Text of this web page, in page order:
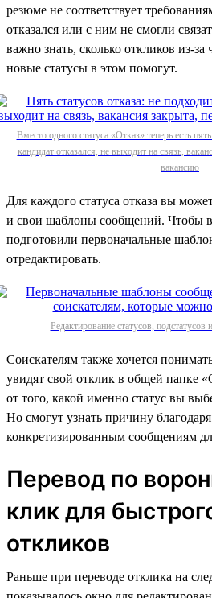
резюме не соответствует
отказался или с ним не смогли
важно знать, сколько откликов из-
новые статусы в этом помогут.
Вместо одного статуса «Отказ» теперь есть
кандидат отказался, не выходит на связь,
вакансию
Для каждого статуса отказа вы
и свои шаблоны сообщений. Чтобы
подготовили первоначальные
отредактировать.
Редактирование статусов,
Соискателям также хочется
увидят свой отклик в общей папке
от того, какой именно статус вы
Но смогут узнать причину
конкретизированным сообщениям
Перевод по
клик для
откликов
Раньше при переводе отклика на